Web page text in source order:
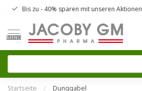
Bis zu - 40% sparen mit unseren Aktionen
MENU
Startseite / Dunggabel